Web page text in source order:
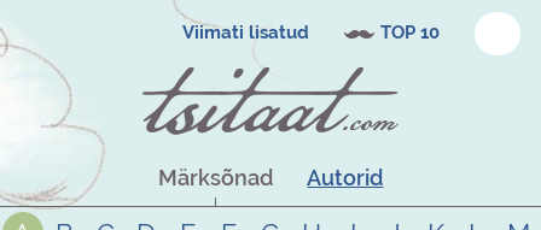
Viimati lisatud TOP 10
Märksõnad Autorid